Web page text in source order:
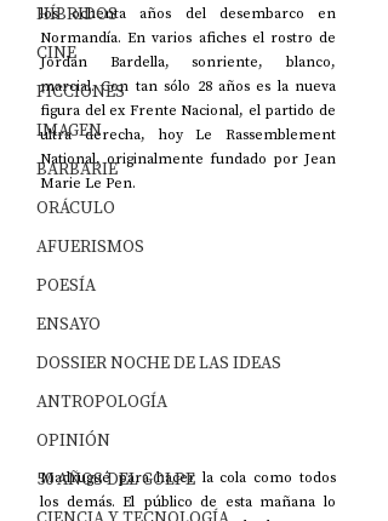
HÍBRIDOS
CINE
FICCIONES
IMAGEN
BARBARIE
ORÁCULO
AFUERISMOS
POESÍA
ENSAYO
DOSSIER NOCHE DE LAS IDEAS
ANTROPOLOGÍA
OPINIÓN
50 AÑOS DEL GOLPE
los ochenta años del desembarco en
Normandía. En varios afiches el rostro de
Jordan Bardella, sonriente, blanco,
marcial. Con tan sólo 28 años es la nueva
figura del ex Frente Nacional, el partido de
ultra derecha, hoy Le Rassemblement
National, originalmente fundado por Jean
Marie Le Pen.
Madrugué para hacer la cola como todos
los demás. El público de esta mañana lo